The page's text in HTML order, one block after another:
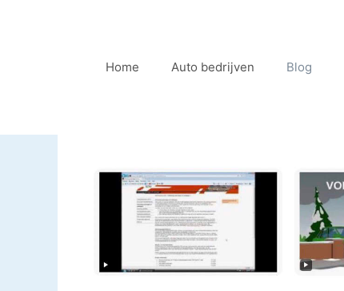
Home Auto bedrijven Blog